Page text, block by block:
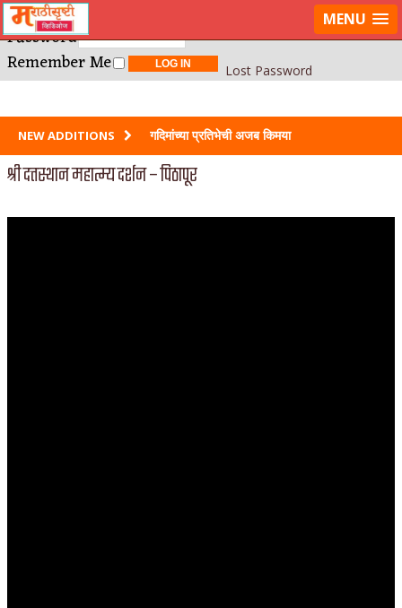
LOG IN
Username or E-mail
Password
Remember Me
Lost Password
MENU
NEW ADDITIONS गदिमांच्या प्रतिभेची अजब किमया
साहिब बीबी और गुलाम मराठीत?
श्री दत्तस्थान महात्म्य दर्शन – पिठापूर